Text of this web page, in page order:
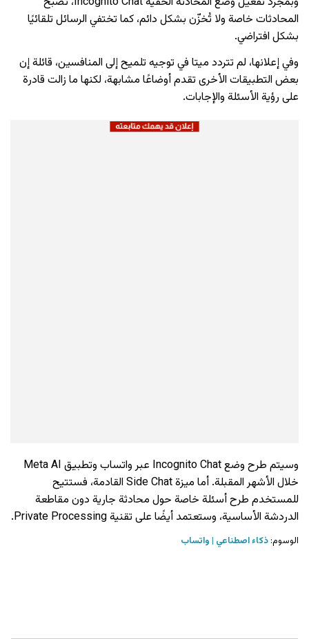
المحادثات خاصة ولا تُخزّن بشكل دائم، كما تختفي الرسائل تلقائيًا
بشكل افتراضي.
وفي إعلانها، لم تتردد ميتا في توجيه تلميح إلى المنافسين، قائلة إن
بعض التطبيقات الأخرى تقدم أوضاعًا مشابهة، لكنها ما زالت قادرة
على رؤية الأسئلة والإجابات.
وسيتم طرح وضع Incognito Chat عبر واتساب وتطبيق Meta AI
خلال الأشهر المقبلة. أما ميزة Side Chat القادمة، فستتيح
للمستخدم طرح أسئلة خاصة حول محادثة جارية دون مقاطعة
الدردشة الأساسية، وستعتمد أيضًا على تقنية Private Processing.
الوسوم: ذكاء اصطناعي واتساب